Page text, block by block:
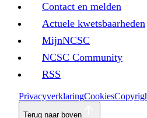
Contact en melden
Actuele kwetsbaarheden
MijnNCSC
NCSC Community
RSS
PrivacyverklaringCookies
Terug naar boven